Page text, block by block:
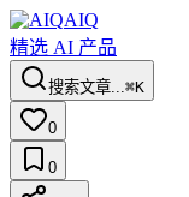
AIQ
精选 AI 产品
搜索文章...⌘K
0
0